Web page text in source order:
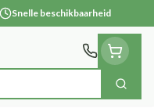
Snelle beschikbaarheid
Zoek